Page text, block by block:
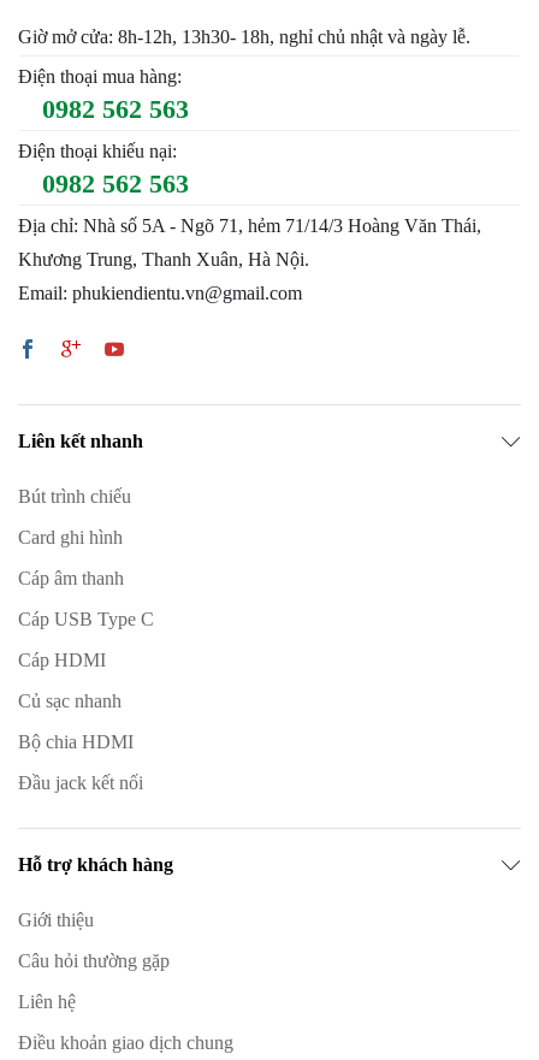
Giờ mở cửa: 8h-12h, 13h30- 18h, nghỉ chủ nhật và ngày lễ.
Điện thoại mua hàng:
0982 562 563
Điện thoại khiếu nại:
0982 562 563
Địa chỉ: Nhà số 5A - Ngõ 71, hẻm 71/14/3 Hoàng Văn Thái,
Khương Trung, Thanh Xuân, Hà Nội.
Email: phukiendientu.vn@gmail.com
Liên kết nhanh
Bút trình chiếu
Card ghi hình
Cáp âm thanh
Cáp USB Type C
Cáp HDMI
Củ sạc nhanh
Bộ chia HDMI
Đầu jack kết nối
Hỗ trợ khách hàng
Giới thiệu
Câu hỏi thường gặp
Liên hệ
Điều khoản giao dịch chung